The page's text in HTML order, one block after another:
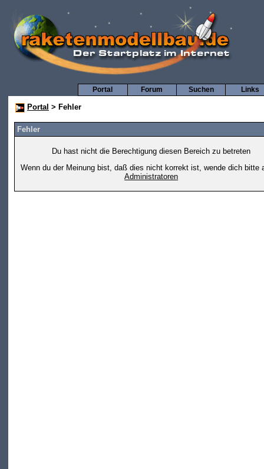
Links
Suchen
Forum
Portal
Portal > Fehler
Fehler
Du hast nicht die Berechtigung diesen Bereich zu betreten
Wenn du der Meinung bist, daß dies nicht korrekt ist, wende dich bitte
Administratoren